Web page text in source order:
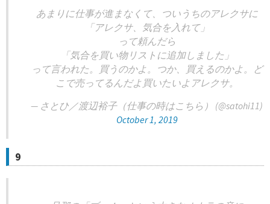
あまりに仕事が進まなくて、ついうちのアレクサに
「アレクサ、気合を入れて」
って頼んだら
「気合を買い物リストに追加しました」
って言われた。買うのかよ。つか、買えるのかよ。ど
こで売ってるんだよ買いたいよアレクサ。
— さとひ／渡辺裕子（仕事の時はこちら） (@satohi11)
October 1, 2019
9